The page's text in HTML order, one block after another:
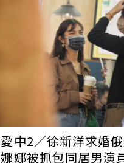
也穿著黑色平口上衣
侶裝。就算是要如廁，這
開一下。（圖／本刊攝影
廳前等候進場，等待的時
林禹親暱的拍著女友的肩
的背進場觀影。接近九點
洗手間報到，然而女生廁所
廁外等男友。發現本刊鏡頭
在一旁等著，獨自上前交
到男友走出廁所後，立刻
邊，原來是去尋找另ㄧ側的
中2／徐新洋求婚
娜被抓包同居男演